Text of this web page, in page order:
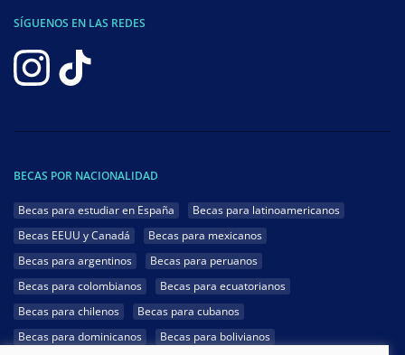
SÍGUENOS EN LAS REDES
BECAS POR NACIONALIDAD
Becas para estudiar en España
Becas para latinoamericanos
Becas EEUU y Canadá
Becas para mexicanos
Becas para argentinos
Becas para peruanos
Becas para colombianos
Becas para ecuatorianos
Becas para chilenos
Becas para cubanos
Becas para dominicanos
Becas para bolivianos